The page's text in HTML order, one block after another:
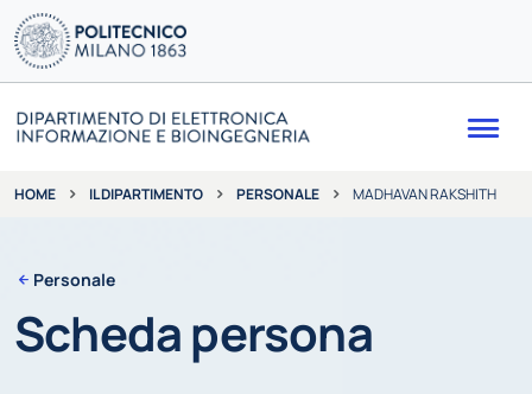
HOME IL DIPARTIMENTO PERSONALE MADHAVAN RAKSHITH
Personale
Scheda persona